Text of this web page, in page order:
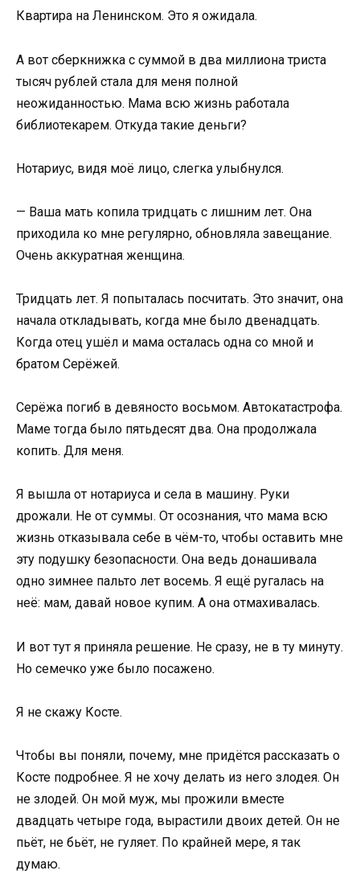
Квартира на Ленинском. Это я ожидала.
А вот сберкнижка с суммой в два миллиона триста
тысяч рублей стала для меня полной
неожиданностью. Мама всю жизнь работала
библиотекарем. Откуда такие деньги?
Нотариус, видя моё лицо, слегка улыбнулся.
— Ваша мать копила тридцать с лишним лет. Она
приходила ко мне регулярно, обновляла завещание.
Очень аккуратная женщина.
Тридцать лет. Я попыталась посчитать. Это значит, она
начала откладывать, когда мне было двенадцать.
Когда отец ушёл и мама осталась одна со мной и
братом Серёжей.
Серёжа погиб в девяносто восьмом. Автокатастрофа.
Маме тогда было пятьдесят два. Она продолжала
копить. Для меня.
Я вышла от нотариуса и села в машину. Руки
дрожали. Не от суммы. От осознания, что мама всю
жизнь отказывала себе в чём-то, чтобы оставить мне
эту подушку безопасности. Она ведь донашивала
одно зимнее пальто лет восемь. Я ещё ругалась на
неё: мам, давай новое купим. А она отмахивалась.
И вот тут я приняла решение. Не сразу, не в ту минуту.
Но семечко уже было посажено.
Я не скажу Косте.
Чтобы вы поняли, почему, мне придётся рассказать о
Косте подробнее. Я не хочу делать из него злодея. Он
не злодей. Он мой муж, мы прожили вместе
двадцать четыре года, вырастили двоих детей. Он не
пьёт, не бьёт, не гуляет. По крайней мере, я так
думаю.